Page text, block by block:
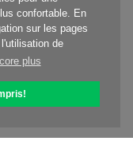
confortable. En
sur les pages
de
plus